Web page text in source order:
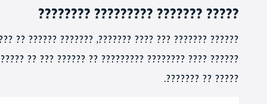
????? ??????? ????????? ????????
?????? ?? ???? ???? ??????? ????? ????? ????????.
?? ?????? ?????? ????, ?? ????? ?? ????? ????? ???
????? ?? ???????.